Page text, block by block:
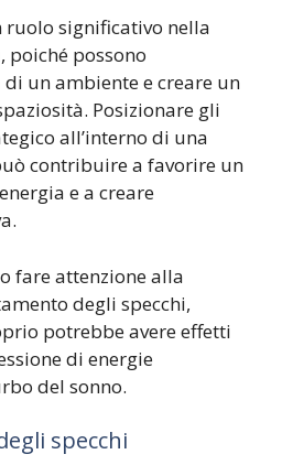
ruolo significativo nella
poiché possono
un ambiente e creare un
Posizionare gli
all’interno di una
contribuire a favorire un
e a creare
fare attenzione alla
degli specchi,
potrebbe avere effetti
di energie
del sonno.
specchi